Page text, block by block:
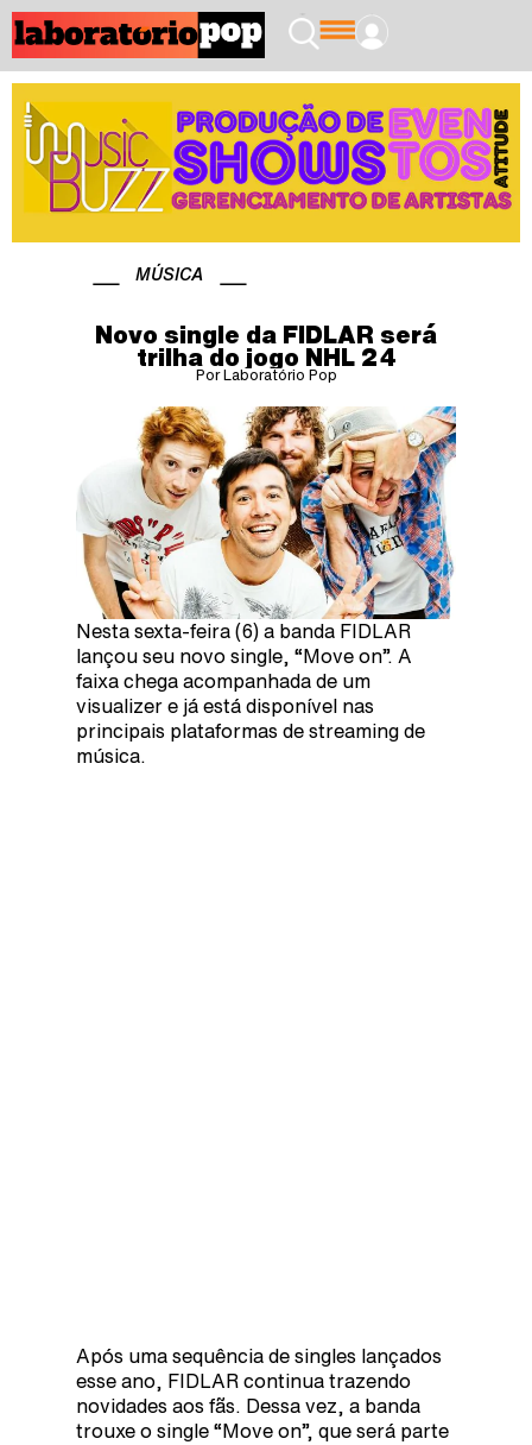
MÚSICA
Novo single da FIDLAR será
trilha do jogo NHL 24
Por Laboratório Pop
Nesta sexta-feira (6) a banda FIDLAR
lançou seu novo single, “Move on”. A
faixa chega acompanhada de um
visualizer e já está disponível nas
principais plataformas de streaming de
música.
Após uma sequência de singles lançados
esse ano, FIDLAR continua trazendo
novidades aos fãs. Dessa vez, a banda
trouxe o single “Move on”, que será parte